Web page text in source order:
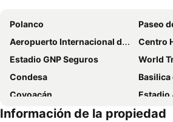
Polanco
Paseo
Aeropuerto Internacional de la Ciudad de México
Centro
Estadio GNP Seguros
World
Condesa
Basilica
Coyoacán
Estadio
Zocalo capitalino
Reforma
Información de la propiedad